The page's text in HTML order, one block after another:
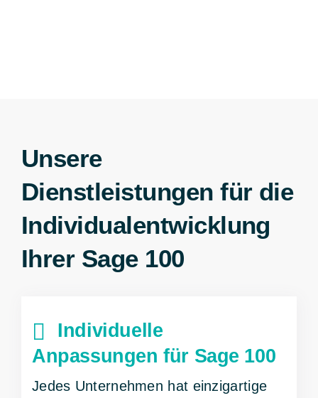
Unsere
Dienstleistungen für die
Individualentwicklung
Ihrer Sage 100
Individuelle
Anpassungen für Sage 100
Jedes Unternehmen hat einzigartige